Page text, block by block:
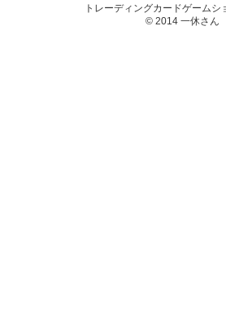
トレーディングカードゲーム
© 2014 一休さん